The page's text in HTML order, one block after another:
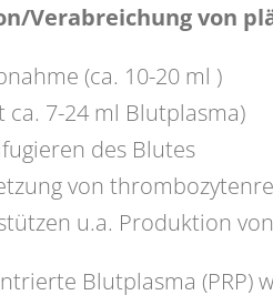
Verabreichung von
(ca. 10-20 ml )
ca. 7-24 ml Blutplasma)
des Blutes
von
u.a. Produktion
Blutplasma